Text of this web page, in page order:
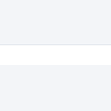
التنفيذية